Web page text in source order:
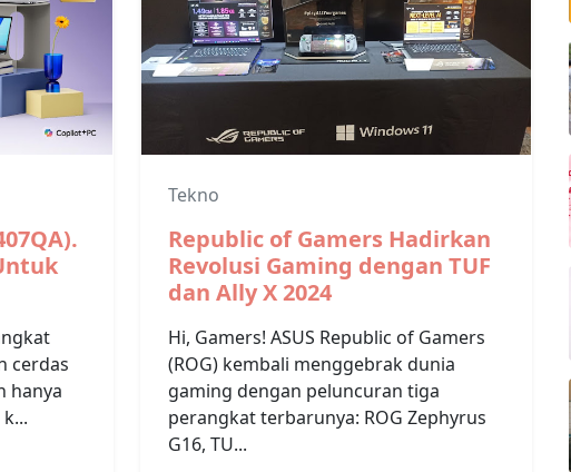
cerdas
hanya
Tekno
Republic of Gamers Hadirkan
Revolusi Gaming dengan TUF
dan Ally X 2024
Hi, Gamers! ASUS Republic of Gamers
(ROG) kembali menggebrak dunia
gaming dengan peluncuran tiga
perangkat terbarunya: ROG Zephyrus
G16, TU...